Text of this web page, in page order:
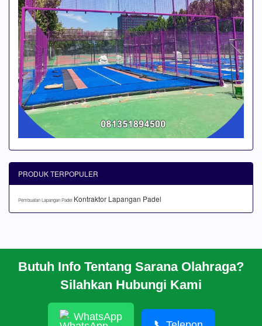
Butuh Info Tentang Sarana Olahraga?
Silahkan Hubungi Kami
WhatsApp
PRODUK TERPOPULER
Pembuatan Lapangan Padel Kontraktor Lapangan Padel
CARA PESAN
HUBUNGI KAMI